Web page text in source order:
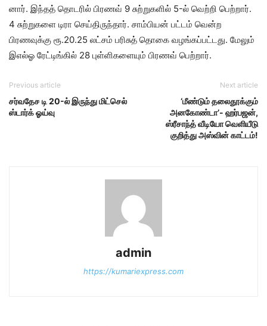
னார். இந்​தத் தொடரில் பிரணவ் 9 சுற்​றுகளில் 5-ல் வெற்றி பெற்​றார்.
4 சுற்​றுகளை டிரா செய்​திருந்​தார். சாம்​பியன் பட்​டம் வென்ற
பிரணவுக்கு ரூ.20.25 லட்​சம் பரிசுத் தொகை வழங்​கப்​பட்​டது. மேலும்
இஎல்ஓ ரேட்​டிங்​கில் 28 புள்​ளி​களை​யும் பிரணவ் பெற்​றார்​.
Previous article
சர்வதேச டி 20-ல் இருந்து மிட்செல்
ஸ்டார்க் ஓய்வு
Next article
‘மீண்டும் தலைதூக்கும்
அனகோண்டா’- ஹர்பஜன்,
ஸ்ரீசாந்த் வீடியோ வெளியீடு
குறித்து அஸ்வின் காட்டம்!
admin
https://kumariexpress.com